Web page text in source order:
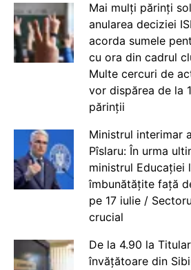
Mai mulți părinți
anularea deciziei
acorda sumele
cu ora din cadrul
Multe cercuri de
vor dispărea de la
părinții
Ministrul interimar
Pîslaru: În urma
ministrul Educației
îmbunătățite față
pe 17 iulie /
crucial
De la 4.90 la
învățătoare din